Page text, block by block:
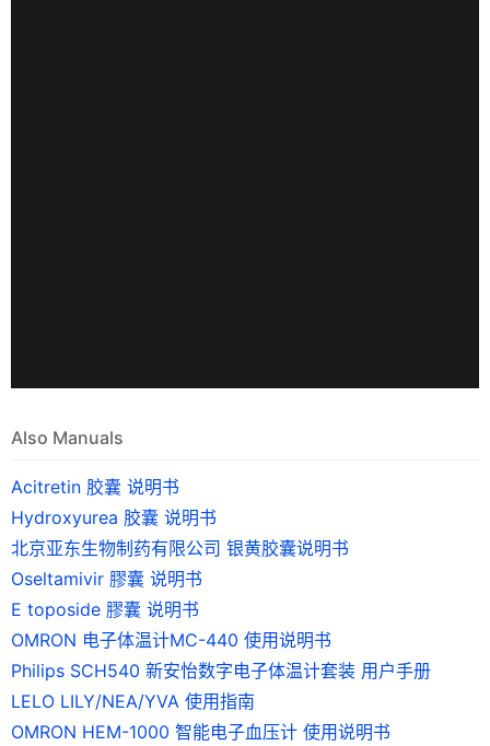
Also Manuals
Acitretin 胶囊 说明书
Hydroxyurea 胶囊 说明书
北京亚东生物制药有限公司 银黄胶囊说明书
Oseltamivir 膠囊 说明书
E toposide 膠囊 说明书
OMRON 电子体温计MC-440 使用说明书
Philips SCH540 新安怡数字电子体温计套装 用户手册
LELO LILY/NEA/YVA 使用指南
OMRON HEM-1000 智能电子血压计 使用说明书